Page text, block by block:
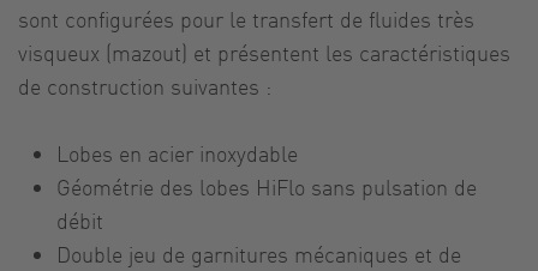
sont configurées pour le transfert de fluides très
visqueux (mazout) et présentent les caractéristiques
de construction suivantes :
Lobes en acier inoxydable
Géométrie des lobes HiFlo sans pulsation de
débit
Double jeu de garnitures mécaniques et de